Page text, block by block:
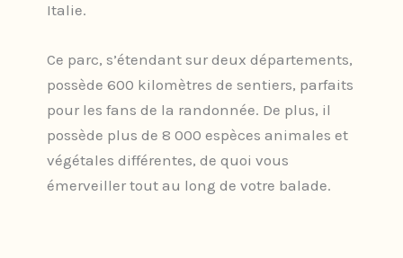
Italie.
Ce parc, s’étendant sur deux départements,
possède 600 kilomètres de sentiers, parfaits
pour les fans de la randonnée. De plus, il
possède plus de 8 000 espèces animales et
végétales différentes, de quoi vous
émerveiller tout au long de votre balade.